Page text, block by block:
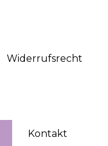
Widerrufs­recht
Kontakt